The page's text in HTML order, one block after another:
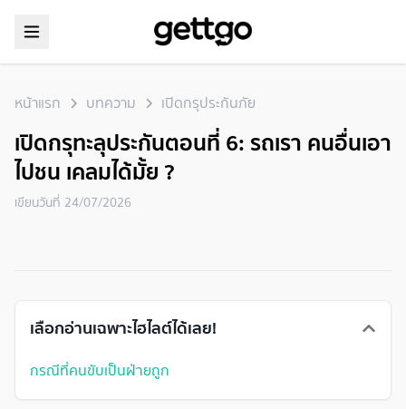
หน้าแรก บทความ เปิดกรุประกันภัย
เปิดกรุทะลุประกันตอนที่ 6: รถเรา คนอื่นเอา
ไปชน เคลมได้มั้ย ?​ ​
เขียนวันที่ 24/07/2026
เลือกอ่านเฉพาะไฮไลต์ได้เลย!
กรณีที่คนขับเป็นฝ่ายถูก